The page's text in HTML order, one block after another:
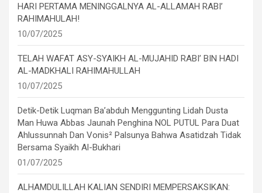
HARI PERTAMA MENINGGALNYA AL-ALLAMAH RABI’
RAHIMAHULAH!
10/07/2025
TELAH WAFAT ASY-SYAIKH AL-MUJAHID RABI’ BIN HADI
AL-MADKHALI RAHIMAHULLAH
10/07/2025
Detik-Detik Luqman Ba’abduh Menggunting Lidah Dusta
Man Huwa Abbas Jaunah Penghina NOL PUTUL Para Duat
Ahlussunnah Dan Vonis² Palsunya Bahwa Asatidzah Tidak
Bersama Syaikh Al-Bukhari
01/07/2025
ALHAMDULILLAH KALIAN SENDIRI MEMPERSAKSIKAN: